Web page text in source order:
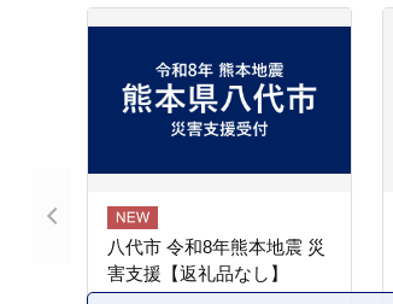
八代市 令和8年熊本地震 災
害支援【返礼品なし】